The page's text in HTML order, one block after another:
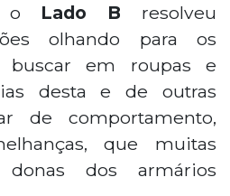
o Lado B resolveu
olhando para os
buscar em roupas e
desta e de outras
de comportamento,
que muitas
dos armários